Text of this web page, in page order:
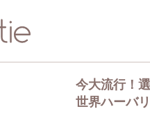
今大流行！
世界ハーバ